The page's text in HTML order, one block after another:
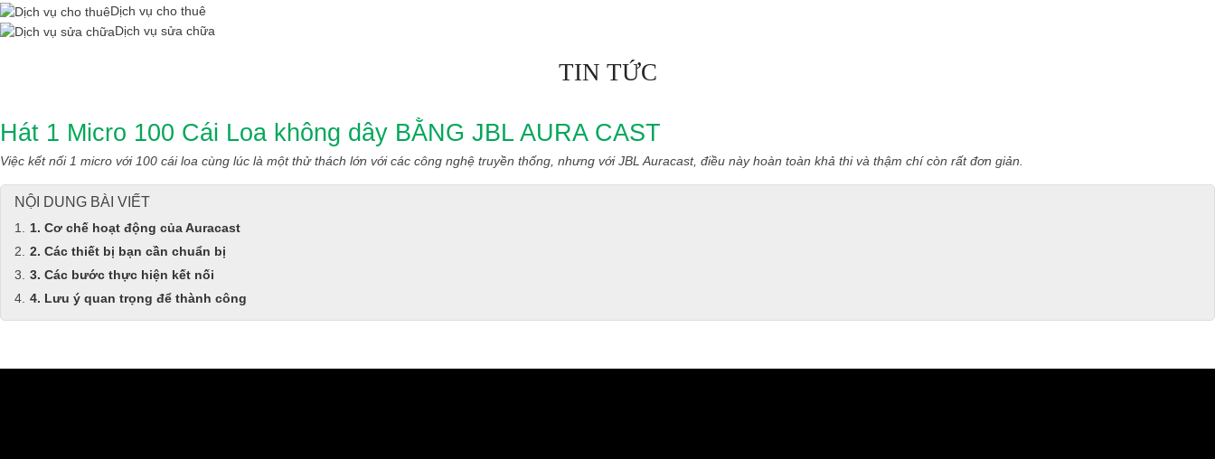
Dịch vụ cho thuê
Dịch vụ sửa chữa
TIN TỨC
Hát 1 Micro 100 Cái Loa không dây BẰNG JBL AURA CAST
Việc kết nối 1 micro với 100 cái loa cùng lúc là một thử thách lớn với các công nghệ truyền thống, nhưng với JBL Auracast, điều này hoàn toàn khả thi và thậm chí còn rất đơn giản.
NỘI DUNG BÀI VIẾT
1. Cơ chế hoạt động của Auracast
2. Các thiết bị bạn cần chuẩn bị
3. Các bước thực hiện kết nối
4. Lưu ý quan trọng để thành công